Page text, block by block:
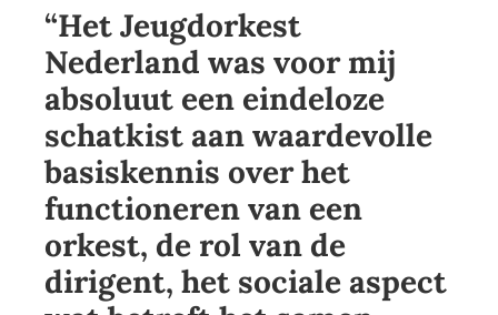
“Het Jeugdorkest
Nederland was voor mij
absoluut een eindeloze
schatkist aan waardevolle
basiskennis over het
functioneren van een
orkest, de rol van de
dirigent, het sociale aspect